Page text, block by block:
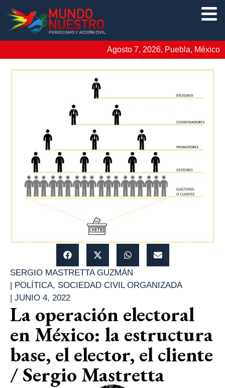
Agosto 7, 2026, Puebla, México
SERGIO MASTRETTA GUZMÁN
| POLÍTICA, SOCIEDAD CIVIL ORGANIZADA
| JUNIO 4, 2022
La operación electoral
en México: la estructura
base, el elector, el cliente
/ Sergio Mastretta